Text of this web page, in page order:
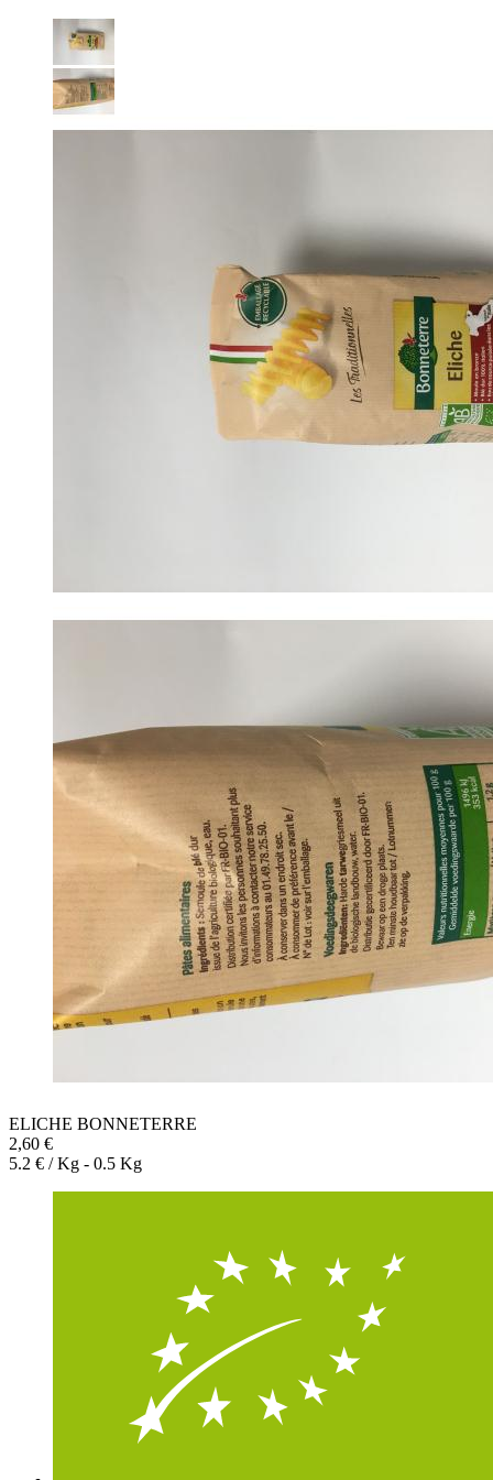
ELICHE BONNETERRE
2,60 €
5.2 € / Kg - 0.5 Kg